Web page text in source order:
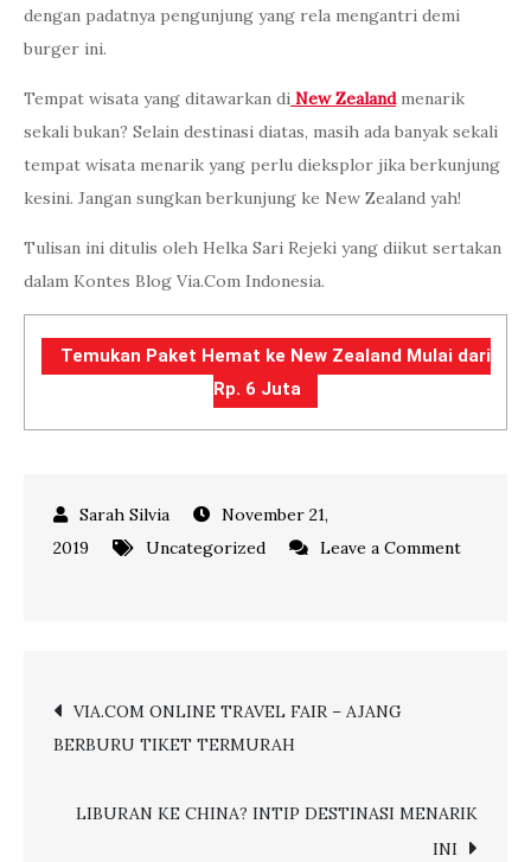
dengan padatnya pengunjung yang rela mengantri demi
burger ini.
Tempat wisata yang ditawarkan di New Zealandmenarik
sekali bukan? Selain destinasi diatas, masih ada banyak sekali
tempat wisata menarik yang perlu dieksplor jika berkunjung
kesini. Jangan sungkan berkunjung ke New Zealand yah!
Tulisan ini ditulis oleh Helka Sari Rejeki yang diikut sertakan
dalam Kontes Blog Via.Com Indonesia.
Temukan Paket Hemat ke New Zealand Mulai dari
Rp. 6 Juta
November 21,
2019
Uncategorized
Leave a Comment
SERU
DI
ZEALAND
Post
VIA.COM ONLINE TRAVEL FAIR – AJANG
BERBURU TIKET TERMURAH
LIBURAN KE CHINA? INTIP DESTINASI MENARIK
INI